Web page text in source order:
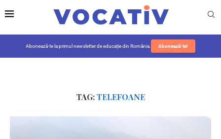
Abonează-te la primul newsletter de educație din România. Abonează-te!
TAG:TELEFOANE